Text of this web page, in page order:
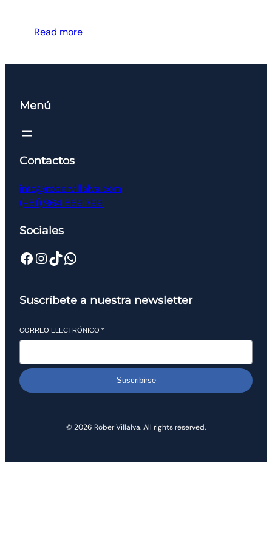
Read more
Menú
Contactos
info@robervillalva.com
(+51) 964 569 799
Sociales
Suscríbete a nuestra newsletter
CORREO ELECTRÓNICO *
Suscribirse
© 2026 Rober Villalva. All rights reserved.